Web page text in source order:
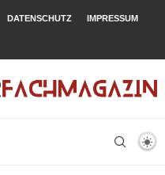
DATENSCHUTZ IMPRESSUM